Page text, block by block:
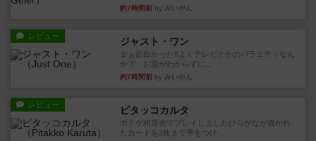
約7時間前 by みいやん
レビュー ジャスト・ワン
まぁ面白かった‼️よくテレビとかのバラエティなん
かで、お題がわからずに...
約7時間前 by みいやん
レビュー ピタッコカルタ
ボドゲ相席会でプレイしましたひらがなが書かれ
たカードを2枚まで手をつけ...